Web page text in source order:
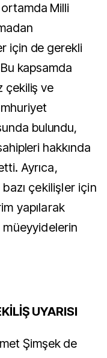
Milli
için de gerekli
kapsamda
çekiliş ve
bulundu,
hakkında
Ayrıca,
çekilişler için
yapılarak
UYARISI
Şimşek de